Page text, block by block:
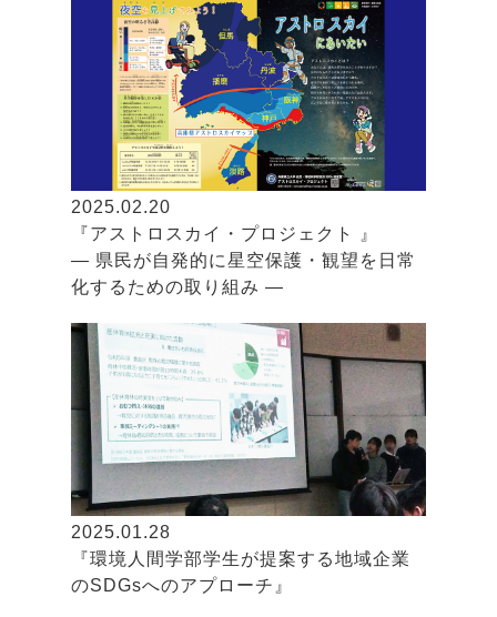
2025.02.20
『アストロスカイ・プロジェクト 』
― 県民が自発的に星空保護・観望を日常
化するための取り組み ―
2025.01.28
『環境人間学部学生が提案する地域企業
のSDGsへのアプローチ』